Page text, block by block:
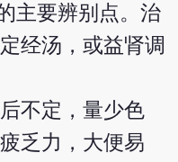
主要辨别点。治
经汤，或益肾调
不定，量少色
乏力，大便易